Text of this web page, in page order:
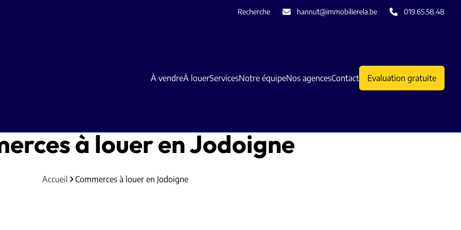
Recherche hannut@immobilierela.be 019.65.58.48
À vendreÀ louerServicesNotre équipeNos agencesContact Evaluation gratuite
à louer en Jodoigne
Accueil Commerces à louer en Jodoigne